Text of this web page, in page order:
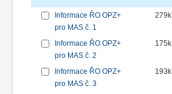
Informace ŘO OPZ+
pro MAS č. 1
279k
Informace ŘO OPZ+
pro MAS č. 2
175k
Informace ŘO OPZ+
pro MAS č. 3
193k